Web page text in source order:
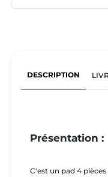
DESCRIPTION
Présentation :
C'est un pad 4